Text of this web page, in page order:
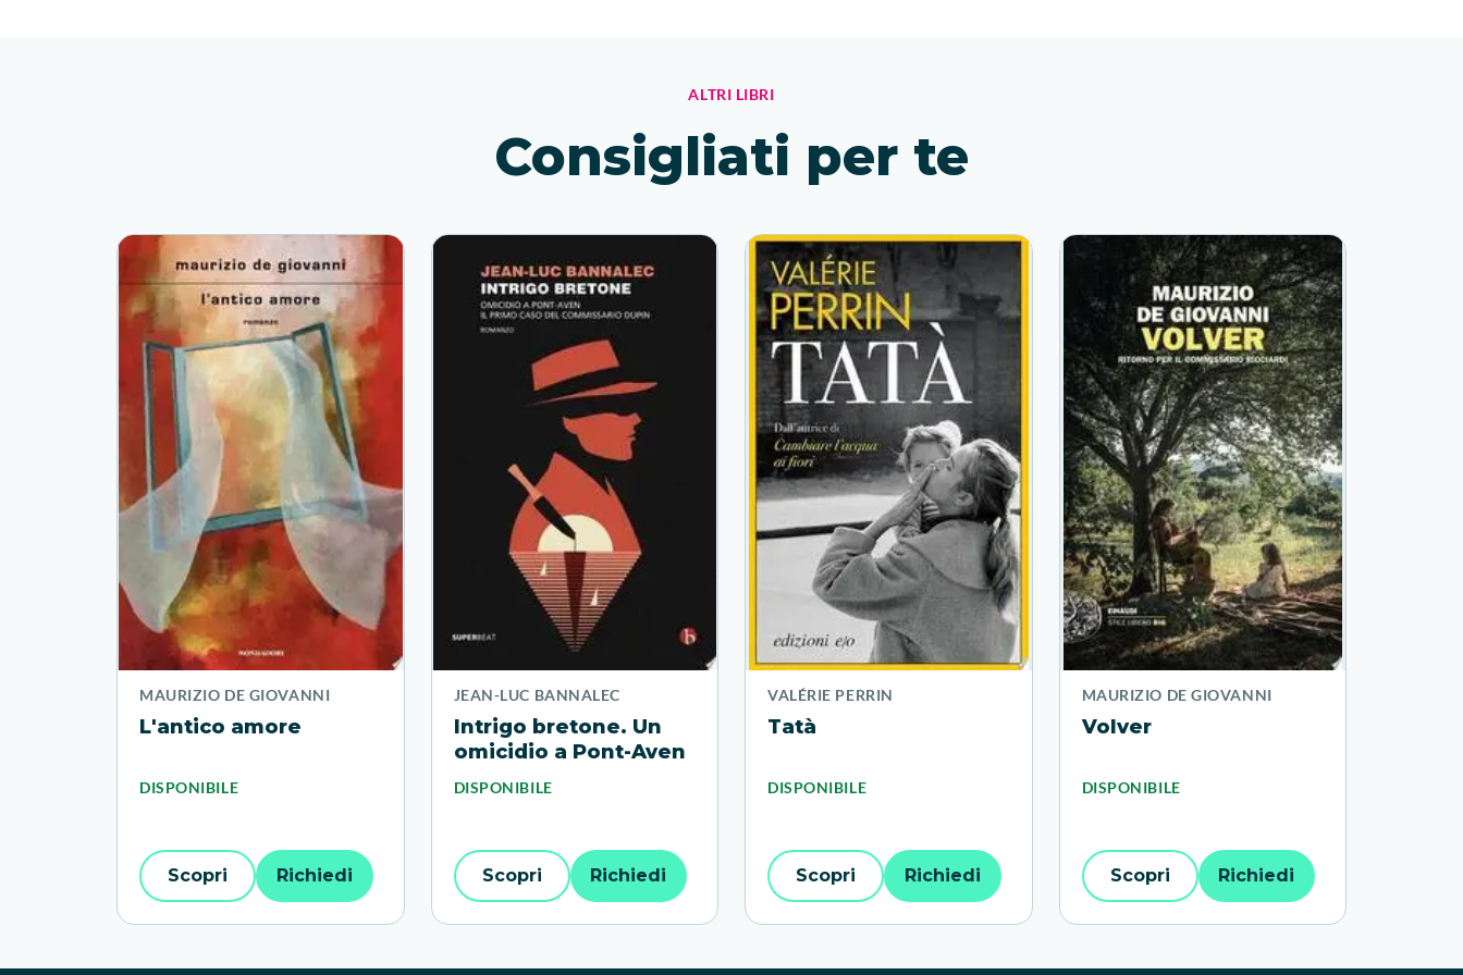
ALTRI LIBRI
Consigliati per te
MAURIZIO DE GIOVANNI
L'antico amore
DISPONIBILE
Scopri Richiedi
JEAN-LUC BANNALEC
Intrigo bretone. Un
omicidio a Pont-Aven
DISPONIBILE
Scopri Richiedi
VALÉRIE PERRIN
Tatà
DISPONIBILE
Scopri Richiedi
MAURIZIO DE GIOVANNI
Volver
DISPONIBILE
Scopri Richiedi